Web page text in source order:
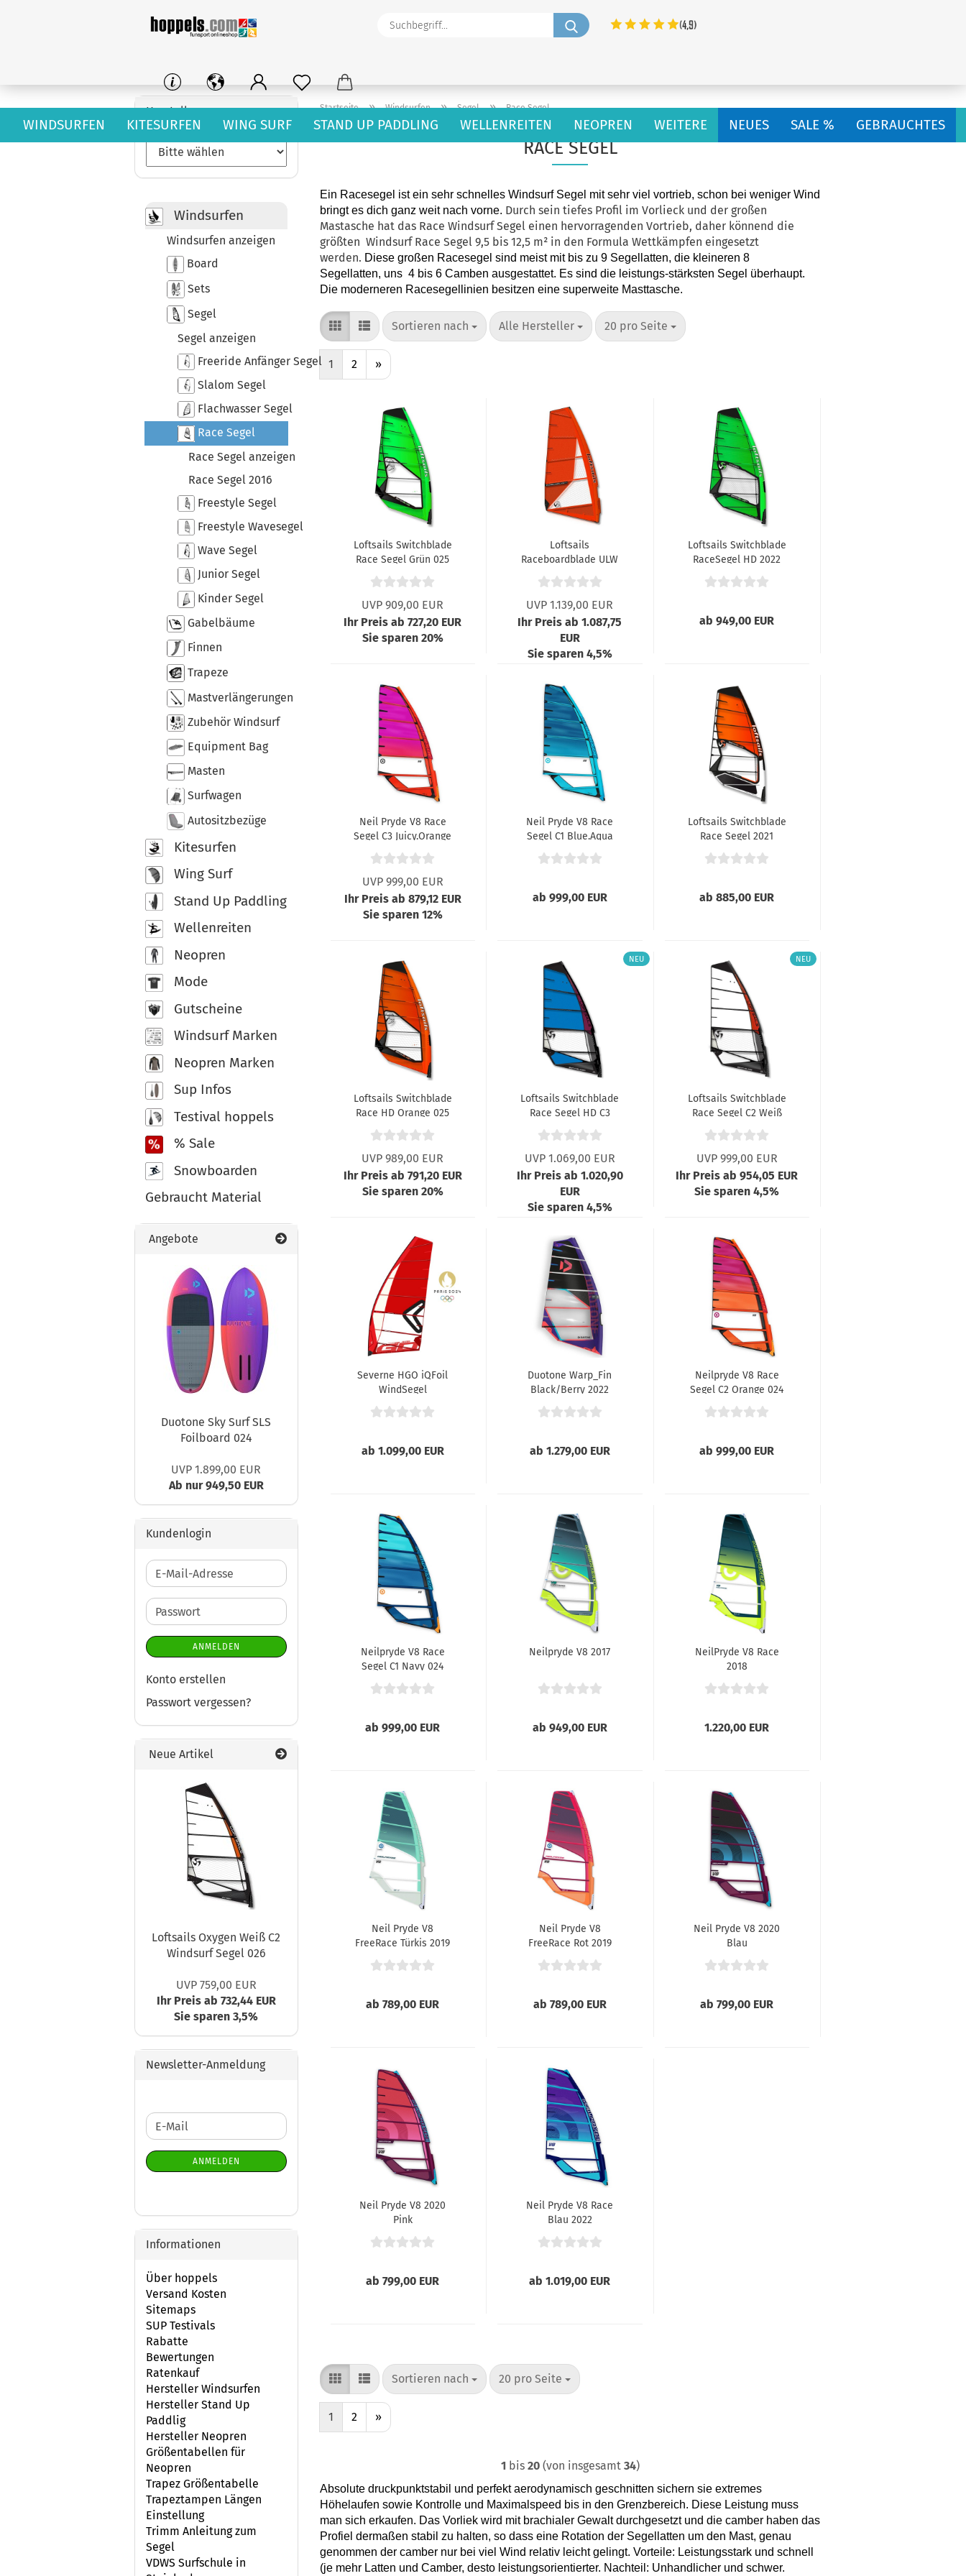
Suchbegriff...
WINDSURFEN KITESURFEN WING SURF STAND UP PADDLING WELLENREITEN NEOPREN NEUES SALE % GEBRAUCHTES
WEITERE
Startseite » Windsurfen » Segel » Race Segel
RACE SEGEL
Ein Racesegel ist ein sehr schnelles Windsurf Segel mit sehr viel vortrieb, schon bei weniger Wind
bringt es dich ganz weit nach vorne. Durch sein tiefes Profil im Vorlieck und der großen
Mastasche hat das Race Windsurf Segel einen hervorragenden Vortrieb, daher könnend die
größten Windsurf Race Segel 9,5 bis 12,5 m² in den Formula Wettkämpfen eingesetzt
werden. Diese großen Racesegel sind meist mit bis zu 9 Segellatten, die kleineren 8
Segellatten, uns 4 bis 6 Camben ausgestattet. Es sind die leistungs-stärksten Segel überhaupt.
Die moderneren Racesegellinien besitzen eine superweite Masttasche.
Sortieren nach
Sortieren nach Alle Hersteller
pro Seite 20 pro Seite
pro Seite
1 2 »
Loftsails Switchblade
Race Segel Grün 025
UVP 909,00 EUR
Ihr Preis ab 727,20 EUR
Sie sparen 20%
Loftsails
Raceboardblade ULW
II Orange 025
UVP 1.139,00 EUR
Ihr Preis ab 1.087,75
EUR
Sie sparen 4,5%
Loftsails Switchblade
RaceSegel HD 2022
ab 949,00 EUR
Neil Pryde V8 Race
Segel C3 Juicy.Orange
025
UVP 999,00 EUR
Ihr Preis ab 879,12 EUR
Sie sparen 12%
Neil Pryde V8 Race
Segel C1 Blue.Aqua
025
ab 999,00 EUR
Loftsails Switchblade
Race Segel 2021
ab 885,00 EUR
Loftsails Switchblade
Race HD Orange 025
UVP 989,00 EUR
Ihr Preis ab 791,20 EUR
Sie sparen 20%
NEU
Loftsails Switchblade
Race Segel HD C3
Blau
UVP 1.069,00 EUR
Ihr Preis ab 1.020,90
EUR
Sie sparen 4,5%
NEU
Loftsails Switchblade
Race Segel C2 Weiß
UVP 999,00 EUR
Ihr Preis ab 954,05 EUR
Sie sparen 4,5%
Severne HGO iQFoil
WindSegel
ab 1.099,00 EUR
Duotone Warp_Fin
Black/Berry 2022
ab 1.279,00 EUR
Neilpryde V8 Race
Segel C2 Orange 024
ab 999,00 EUR
Neilpryde V8 Race
Segel C1 Navy 024
ab 999,00 EUR
Neilpryde V8 2017
ab 949,00 EUR
NeilPryde V8 Race
2018
1.220,00 EUR
Neil Pryde V8
FreeRace Türkis 2019
ab 789,00 EUR
Neil Pryde V8
FreeRace Rot 2019
ab 789,00 EUR
Neil Pryde V8 2020
Blau
ab 799,00 EUR
Neil Pryde V8 2020
Pink
ab 799,00 EUR
Neil Pryde V8 Race
Blau 2022
ab 1.019,00 EUR
Sortieren nach
Sortieren nach 20 pro Seite
pro Seite
1 2 »
1 bis 20(von insgesamt 34)
Absolute druckpunktstabil und perfekt aerodynamisch geschnitten sichern sie extremes
Höhelaufen sowie Kontrolle und Maximalspeed bis in den Grenzbereich. Diese Leistung muss
man sich erkaufen. Das Vorliek wird mit brachialer Gewalt durchgesetzt und die camber haben das
Profiel dermaßen stabil zu halten, so dass eine Rotation der Segellatten um den Mast, genau
genommen der camber nur bei viel Wind relativ leicht gelingt. Vorteile: Leistungsstark und schnell
(je mehr Latten und Camber, desto leistungsorientierter. Nachteil: Unhandlicher und schwer.
Hersteller
Windsurfen
Windsurfen anzeigen
Board
Sets
Segel
Segel anzeigen
Freeride Anfänger Segel
Slalom Segel
Flachwasser Segel
Race Segel
Race Segel anzeigen
Race Segel 2016
Freestyle Segel
Freestyle Wavesegel
Wave Segel
Junior Segel
Kinder Segel
Gabelbäume
Finnen
Trapeze
Mastverlängerungen
Zubehör Windsurf
Equipment Bag
Masten
Surfwagen
Autositzbezüge
Kitesurfen
Wing Surf
Stand Up Paddling
Wellenreiten
Neopren
Mode
Gutscheine
Windsurf Marken
Neopren Marken
Sup Infos
Testival hoppels
% Sale
Snowboarden
Gebraucht Material
Angebote
Duotone Sky Surf SLS
Foilboard 024
UVP 1.899,00 EUR
Ab nur 949,50 EUR
Kundenlogin
E-
Mail-
Adresse
Passwort
ANMELDEN
Konto erstellen
Passwort vergessen?
Neue Artikel
Loftsails Oxygen Weiß C2
Windsurf Segel 026
UVP 759,00 EUR
Ihr Preis ab 732,44 EUR
Sie sparen 3,5%
Newsletter-Anmeldung
WEITER
ZUR
NEWSLETTER-
ANMELDUNG
E-
Mail
ANMELDEN
Informationen
Über hoppels
Versand Kosten
Sitemaps
SUP Testivals
Rabatte
Bewertungen
Ratenkauf
Hersteller Windsurfen
Hersteller Stand Up
Paddlig
Hersteller Neopren
Größentabellen für
Neopren
Trapez Größentabelle
Trapeztampen Längen
Einstellung
Trimm Anleitung zum
Segel
VDWS Surfschule in